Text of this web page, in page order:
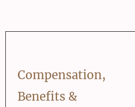
Compensation,
Benefits &